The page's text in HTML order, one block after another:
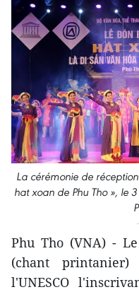
La cérémonie de
hat xoan de Phu Tho », le
Phu Tho (VNA) -
(chant
l'UNESCO